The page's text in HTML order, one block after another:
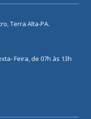
Terra Alta-PA.
Feira, de 07h às 13h